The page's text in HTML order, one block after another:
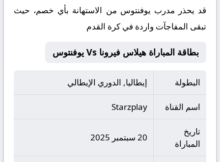
قد يحذر مدرب يوفنتوس من الاستهانة بأي خصم، حيث
تبقى المفاجآت واردة في كرة القدم
بطاقة المباراة هيلاس فيرونا Vs يوفنتوس
البطولة إيطاليا, الدوري الإيطالي
اسم القناة Starzplay
تاريخ
المباراة
20 سبتمبر 2025